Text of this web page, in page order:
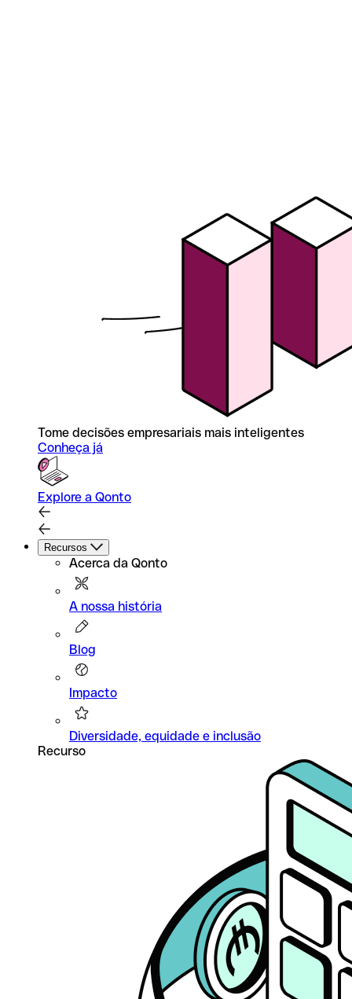
Tome decisões empresariais mais inteligentes
Conheça já
Explore a Qonto
Recursos
Acerca da Qonto
A nossa história
Blog
Impacto
Diversidade, equidade e inclusão
Recurso